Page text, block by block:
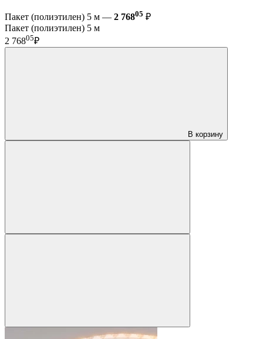
Пакет (полиэтилен) 5 м — 2 76805 ₽
Пакет (полиэтилен) 5 м
2 76805₽
В корзину